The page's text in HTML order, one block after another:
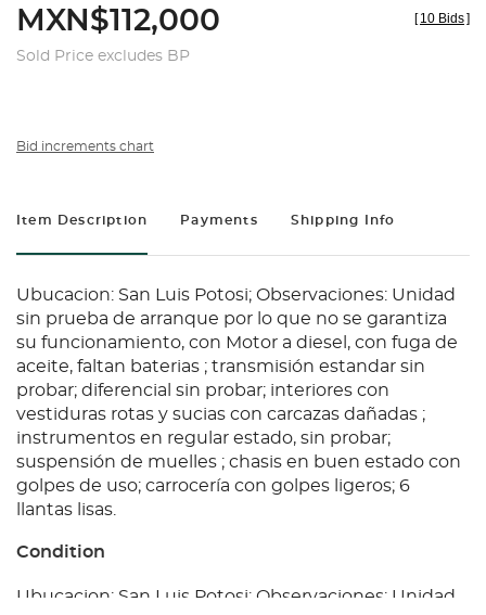
MXN$112,000
Sold Price excludes BP
[ 10 Bids]
Bid increments chart
Item Description Payments Shipping Info
Ubucacion: San Luis Potosi; Observaciones: Unidad
sin prueba de arranque por lo que no se garantiza
su funcionamiento, con Motor a diesel, con fuga de
aceite, faltan baterias ; transmisión estandar sin
probar; diferencial sin probar; interiores con
vestiduras rotas y sucias con carcazas dañadas ;
instrumentos en regular estado, sin probar;
suspensión de muelles ; chasis en buen estado con
golpes de uso; carrocería con golpes ligeros; 6
llantas lisas.
Condition
Ubucacion: San Luis Potosi; Observaciones: Unidad